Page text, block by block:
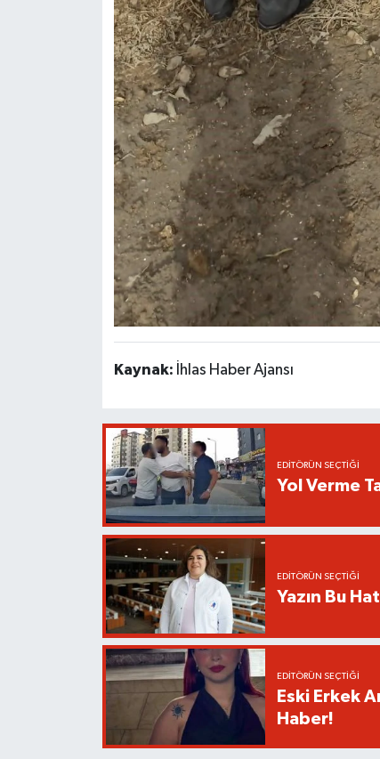
Kaynak: İhlas Haber Ajansı
EDITÖRÜN SEÇTIĞI
Yol Verme
EDITÖRÜN SEÇTIĞI
Yazın Bu
EDITÖRÜN SEÇTIĞI
Eski Erkek
Haber!